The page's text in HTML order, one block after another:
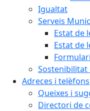
Igualtat
Serveis
Estat de
Estat de
Sostenibilitat
Adreces i telèfons
Queixes i
Directori de